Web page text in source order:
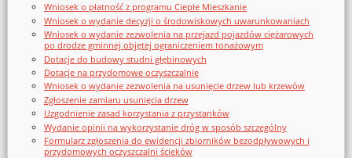
Wniosek o płatność z programu Ciepłe Mieszkanie
Wniosek o wydanie decyzji o środowiskowych uwarunkowaniach
Wniosek o wydanie zezwolenia na przejazd pojazdów ciężarowych
po drodze gminnej objętej ograniczeniem tonażowym
Dotacje do budowy studni głębinowych
Dotacje na przydomowe oczyszczalnie
Wniosek o wydanie zezwolenia na usunięcie drzew lub krzewów
Zgłoszenie zamiaru usunięcia drzew
Uzgodnienie zasad korzystania z przystanków
Wydanie opinii na wykorzystanie dróg w sposób szczególny
Formularz zgłoszenia do ewidencji zbiorników bezodpływowych i
przydomowych oczyszczalni ścieków